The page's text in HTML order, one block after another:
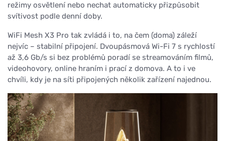
režimy osvětlení nebo nechat automaticky přizpůsobit
svítivost podle denní doby.
WiFi Mesh X3 Pro tak zvládá i to, na čem (doma) záleží
nejvíc – stabilní připojení. Dvoupásmová Wi-Fi 7 s rychlostí
až 3,6 Gb/s si bez problémů poradí se streamováním filmů,
videohovory, online hraním i prací z domova. A to i ve
chvíli, kdy je na síti připojených několik zařízení najednou.